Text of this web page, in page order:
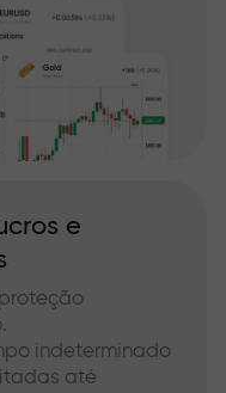
e
indeterminado
até